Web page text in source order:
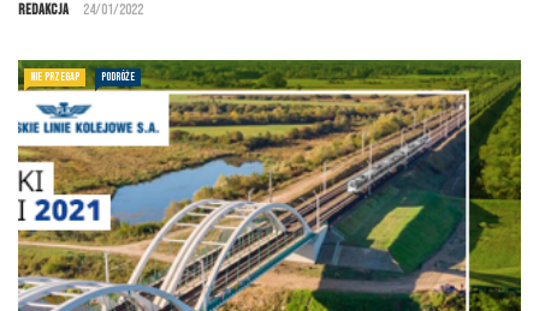
Redakcja 24/01/2022
NIE PRZEGAP PODRÓŻE